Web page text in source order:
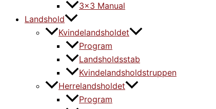
3×3 Manual
Landshold
Kvindelandsholdet
Program
Landsholdsstab
Kvindelandsholdstruppen
Herrelandsholdet
Program